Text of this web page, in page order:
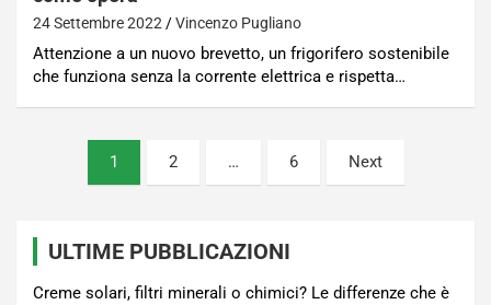
24 Settembre 2022 Vincenzo Pugliano
Attenzione a un nuovo brevetto, un frigorifero sostenibile
che funziona senza la corrente elettrica e rispetta…
Paginazione
1 2 … 6 Next
ULTIME PUBBLICAZIONI
Creme solari, filtri minerali o chimici? Le differenze che è